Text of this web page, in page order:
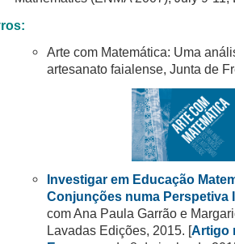
Arte com Matemática: Uma
artesanato faialense, Junta de
Investigar em Educação
Conjunções numa Perspetiva
com Ana Paula Garrão e
Lavadas Edições, 2015. [Artigo